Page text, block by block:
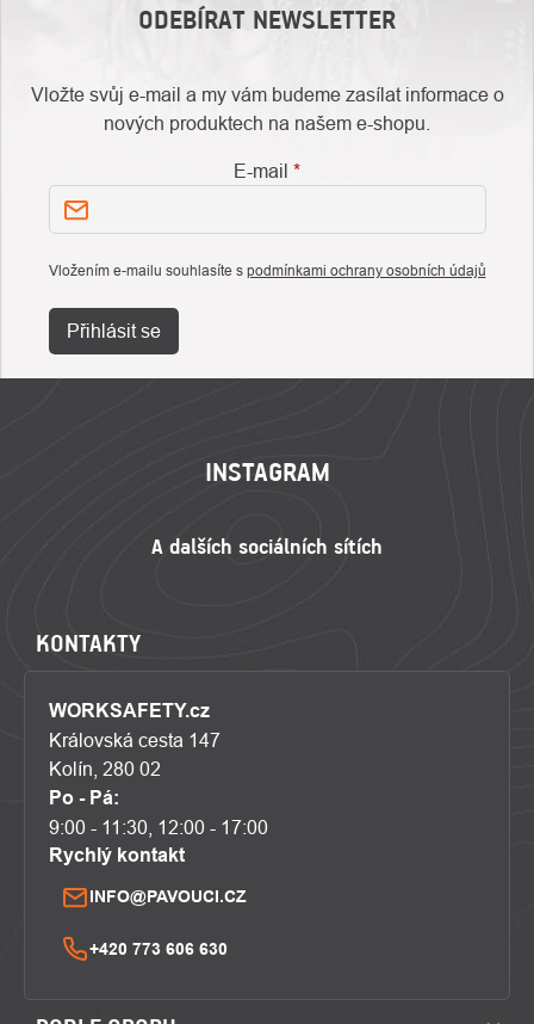
ODEBÍRAT NEWSLETTER
Vložte svůj e-mail a my vám budeme zasílat informace o
nových produktech na našem e-shopu.
E-mail
Vložením e-mailu souhlasíte s podmínkami ochrany osobních údajů
Přihlásit se
INSTAGRAM
KONTAKTY
WORKSAFETY.cz
Královská cesta 147
Kolín, 280 02
Po - Pá:
9:00 - 11:30, 12:00 - 17:00
Rychlý kontakt
INFO@PAVOUCI.CZ
+420 773 606 630